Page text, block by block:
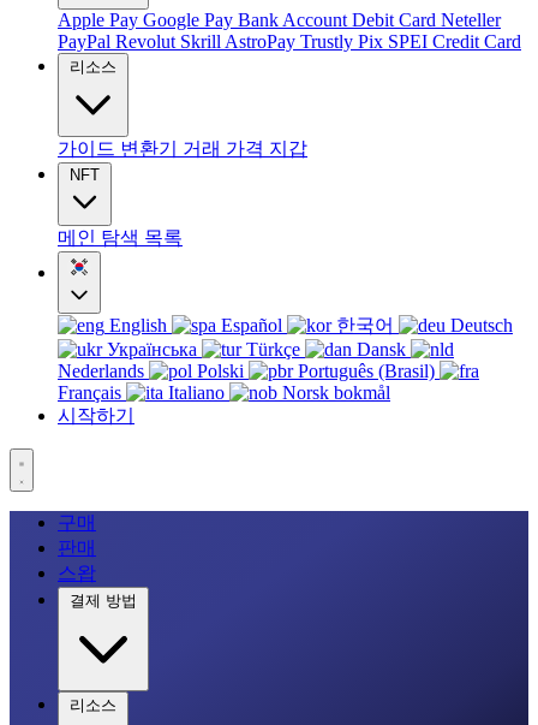
Apple Pay Google Pay Bank Account Debit Card Neteller
PayPal Revolut Skrill AstroPay Trustly Pix SPEI Credit Card
리소스
가이드 변환기 거래 가격 지갑
NFT
메인 탐색 목록
English Español 한국어
Deutsch
Українська
Türkçe
Dansk
Nederlands
Polski
Português (Brasil)
Français
Italiano
Norsk bokmål
시작하기
구매
판매
스왑
결제 방법
리소스